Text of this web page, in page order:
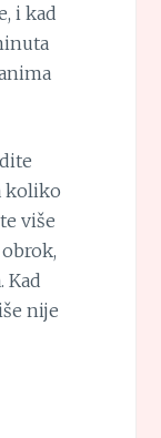
i kad
koliko
više
Kad
nije